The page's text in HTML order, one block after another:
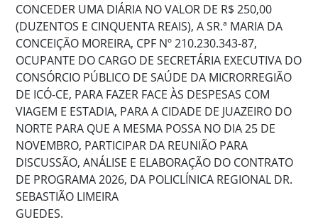
CONCEDER UMA DIÁRIA NO VALOR DE R$ 250,00
(DUZENTOS E CINQUENTA REAIS), A SR.ª MARIA DA
CONCEIÇÃO MOREIRA, CPF Nº 210.230.343-87,
OCUPANTE DO CARGO DE SECRETÁRIA EXECUTIVA DO
CONSÓRCIO PÚBLICO DE SAÚDE DA MICRORREGIÃO
DE ICÓ-CE, PARA FAZER FACE ÀS DESPESAS COM
VIAGEM E ESTADIA, PARA A CIDADE DE JUAZEIRO DO
NORTE PARA QUE A MESMA POSSA NO DIA 25 DE
NOVEMBRO, PARTICIPAR DA REUNIÃO PARA
DISCUSSÃO, ANÁLISE E ELABORAÇÃO DO CONTRATO
DE PROGRAMA 2026, DA POLICLÍNICA REGIONAL DR.
SEBASTIÃO LIMEIRA
GUEDES.